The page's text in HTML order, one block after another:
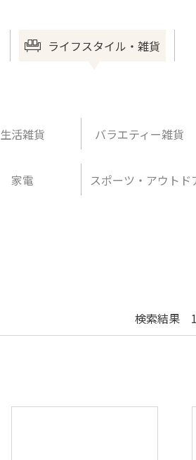
ライフスタイル・雑貨
生活雑貨 バラエティー雑貨
家電 スポーツ・アウトド
検索結果